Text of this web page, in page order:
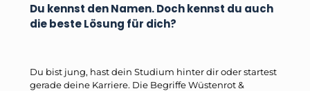
Du kennst den Namen. Doch kennst du auch
die beste Lösung für dich?
Du bist jung, hast dein Studium hinter dir oder startest
gerade deine Karriere. Die Begriffe Wüstenrot &